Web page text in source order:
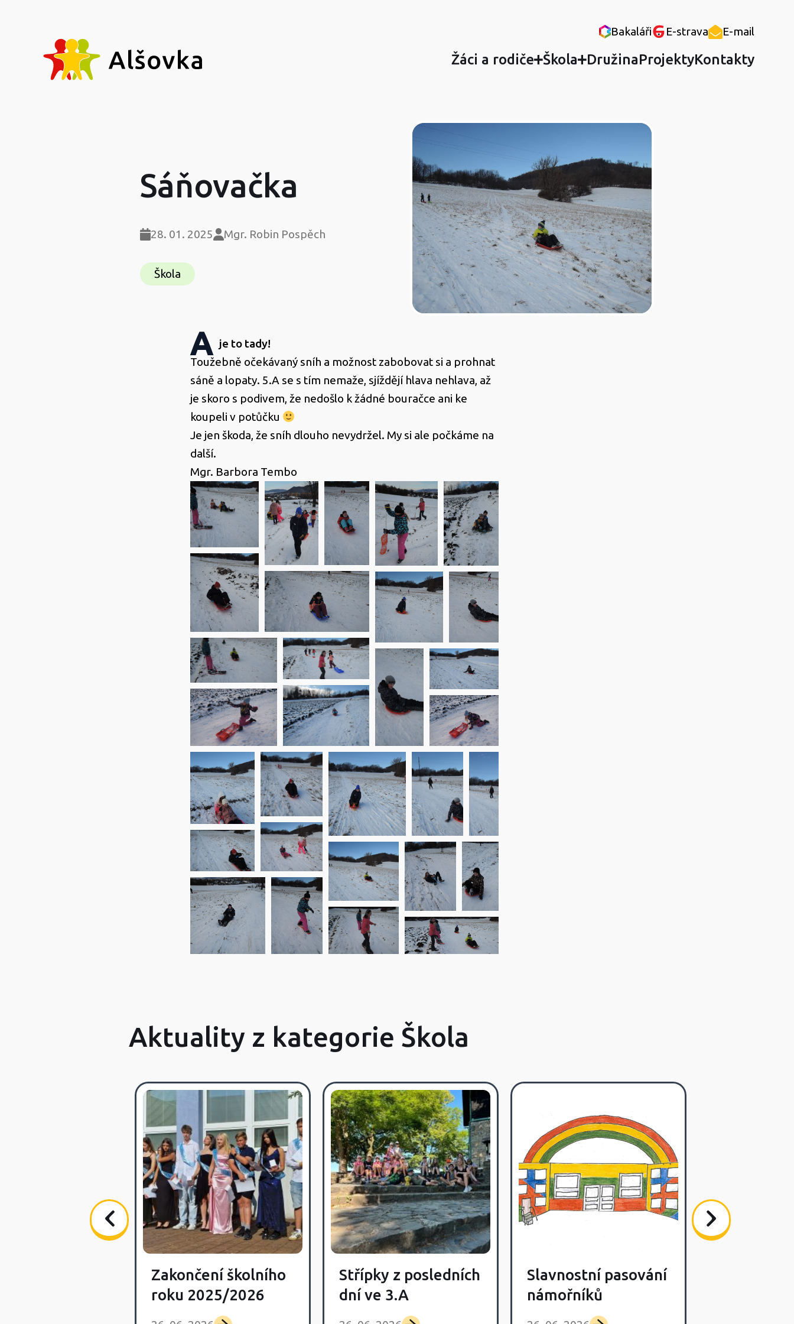
Bakaláři E-strava E-mail
Žáci a rodiče Škola DružinaProjektyKontakty
Sáňovačka
28. 01. 2025 Mgr. Robin Pospěch
Škola
A je to tady!
Toužebně očekávaný sníh a možnost zabobovat si a prohnat
sáně a lopaty. 5.A se s tím nemaže, sjíždějí hlava nehlava, až
je skoro s podivem, že nedošlo k žádné bouračce ani ke
koupeli v potůčku
Je jen škoda, že sníh dlouho nevydržel. My si ale počkáme na
další.
Mgr. Barbora Tembo
Aktuality z kategorie Škola
Zakončení školního
roku 2025/2026
Střípky z posledních
dní ve 3.A
Slavnostní pasování
námořníků